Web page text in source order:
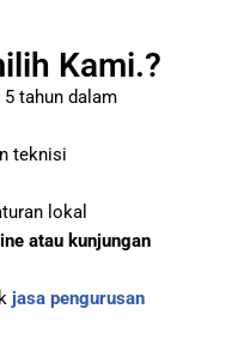
Kami.?
tahun dalam
teknisi
lokal
atau kunjungan
jasa pengurusan